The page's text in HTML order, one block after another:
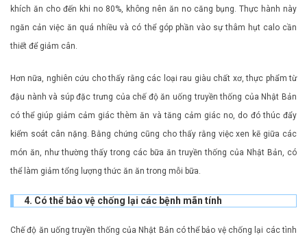
khích ăn cho đến khi no 80%, không nên ăn no căng bụng. Thực hành này
ngăn cản việc ăn quá nhiều và có thể góp phần vào sự thâm hụt calo cần
thiết để giảm cân.
Hơn nữa, nghiên cứu cho thấy rằng các loại rau giàu chất xơ, thực phẩm từ
đậu nành và súp đặc trưng của chế độ ăn uống truyền thống của Nhật Bản
có thể giúp giảm cảm giác thèm ăn và tăng cảm giác no, do đó thúc đẩy
kiểm soát cân nặng. Bằng chứng cũng cho thấy rằng việc xen kẽ giữa các
món ăn, như thường thấy trong các bữa ăn truyền thống của Nhật Bản, có
thể làm giảm tổng lượng thức ăn ăn trong mỗi bữa.
4. Có thể bảo vệ chống lại các bệnh mãn tính
Chế độ ăn uống truyền thống của Nhật Bản có thể bảo vệ chống lại các tình